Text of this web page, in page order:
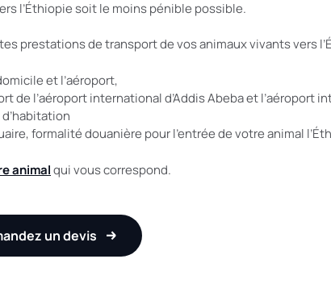
l’Éthiopie soit le moins pénible possible.
prestations de transport de vos animaux vivants vers
et l’aéroport,
de l’aéroport international d’Addis Abeba et l’aéroport
formalité douanière pour l’entrée de votre animal
animalqui vous correspond.
un devis